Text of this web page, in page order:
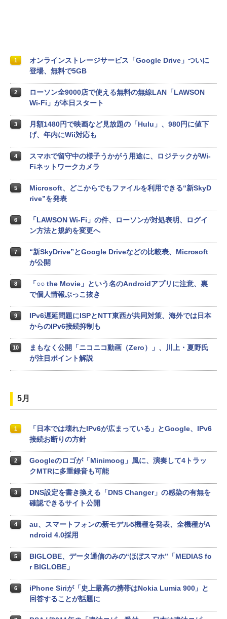
1
オンラインストレージサービス「Google Drive」ついに
登場、無料で5GB
2
ローソン全9000店で使える無料の無線LAN「LAWSON
Wi-Fi」が本日スタート
3
月額1480円で映画など見放題の「Hulu」、980円に値下
げ、年内にWii対応も
4
スマホで留守中の様子うかがう用途に、ロジテックがWi-
Fiネットワークカメラ
5
Microsoft、どこからでもファイルを利用できる“新SkyD
rive”を発表
6
「LAWSON Wi-Fi」の件、ローソンが対処表明、ログイ
ン方法と規約を変更へ
7
“新SkyDrive”とGoogle Driveなどの比較表、Microsoft
が公開
8
「○○ the Movie」という名のAndroidアプリに注意、裏
で個人情報ぶっこ抜き
9
IPv6遅延問題にISPとNTT東西が共同対策、海外では日本
からのIPv6接続抑制も
10
まもなく公開「ニコニコ動画（Zero）」、川上・夏野氏
が注目ポイント解説
5月
1
「日本では壊れたIPv6が広まっている」とGoogle、IPv6
接続お断りの方針
2
Googleのロゴが「Minimoog」風に、演奏して4トラッ
クMTRに多重録音も可能
3
DNS設定を書き換える「DNS Changer」の感染の有無を
確認できるサイト公開
4
au、スマートフォンの新モデル5機種を発表、全機種がA
ndroid 4.0採用
5
BIGLOBE、データ通信のみの“ほぼスマホ”「MEDIAS fo
r BIGLOBE」
6
iPhone Siriが「史上最高の携帯はNokia Lumia 900」と
回答することが話題に